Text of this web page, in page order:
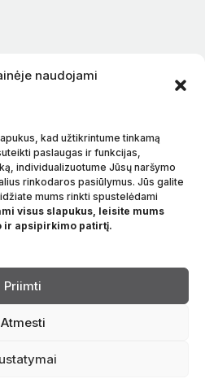
naudojami
kad užtikrintume tinkamą
paslaugas ir funkcijas,
individualizuotume Jūsų naršymo
rinkodaros pasiūlymus. Jūs galite
mums rinkti spustelėdami
visus slapukus, leisite mums
ir apsipirkimo patirtį.
Priimti
Atmesti